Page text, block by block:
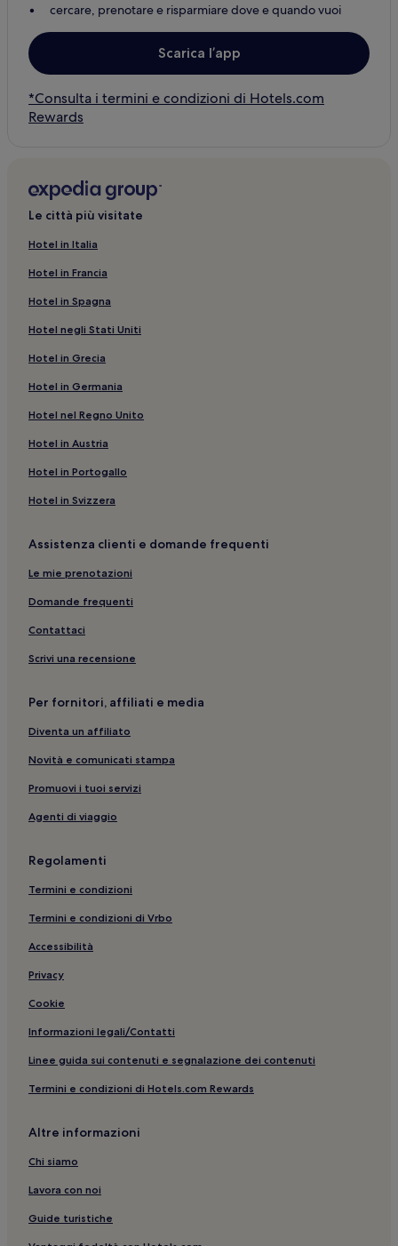
cercare, prenotare e risparmiare dove e quando vuoi
Scarica l’app
*Consulta i termini e condizioni di Hotels.com
Rewards
Le città più visitate
Hotel in Italia
Hotel in Francia
Hotel in Spagna
Hotel negli Stati Uniti
Hotel in Grecia
Hotel in Germania
Hotel nel Regno Unito
Hotel in Austria
Hotel in Portogallo
Hotel in Svizzera
Assistenza clienti e domande frequenti
Le mie prenotazioni
Domande frequenti
Contattaci
Scrivi una recensione
Per fornitori, affiliati e media
Diventa un affiliato
Novità e comunicati stampa
Promuovi i tuoi servizi
Agenti di viaggio
Regolamenti
Termini e condizioni
Termini e condizioni di Vrbo
Accessibilità
Privacy
Cookie
Informazioni legali/Contatti
Linee guida sui contenuti e segnalazione dei contenuti
Termini e condizioni di Hotels.com Rewards
Altre informazioni
Chi siamo
Lavora con noi
Guide turistiche